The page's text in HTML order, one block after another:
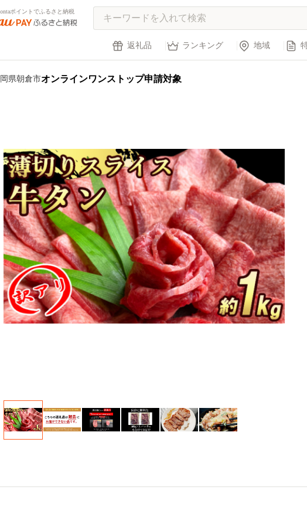
ポイントでふるさと納税
返礼品 ランキング 地域
県朝倉市オンラインワンストップ申請対象